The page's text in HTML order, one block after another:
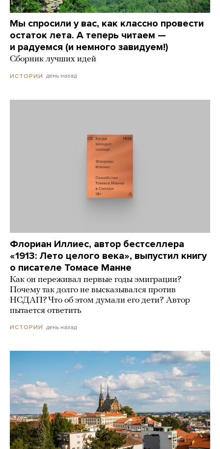
Мы спросили у вас, как классно провести
остаток лета. А теперь читаем —
и радуемся (и немного завидуем!)
Сборник лучших идей
ИСТОРИИ день назад
Флориан Иллиес, автор бестселлера
«1913: Лето целого века», выпустил книгу
о писателе Томасе Манне
Как он переживал первые годы эмиграции?
Почему так долго не высказывался против
НСДАП? Что об этом думали его дети? Автор
пытается ответить
ИСТОРИИ день назад